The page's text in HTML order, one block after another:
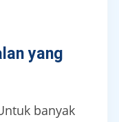
yang
banyak